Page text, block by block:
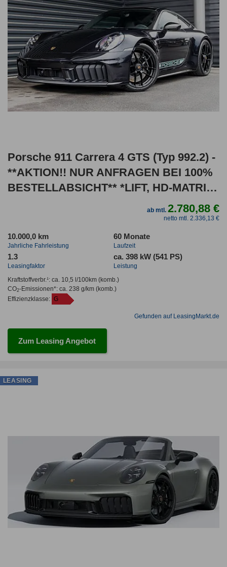
Porsche 911 Carrera 4 GTS (Typ 992.2) -
**AKTION!! NUR ANFRAGEN BEI 100%
BESTELLABSICHT** *LIFT, HD-MATRIX,
ab mtl.2.780,88 €
netto mtl. 2.336,13 €
10.000,0 km
Jahrliche Fahrleistung
60 Monate
Laufzeit
1.3
Leasingfaktor
ca. 398 kW (541 PS)
Leistung
Kraftstoffverbr.¹: ca. 10,5 l/100km(komb.)
CO2-Emissionen*: ca. 238 g/km(komb.)
Effizienzklasse: G
Gefunden auf LeasingMarkt.de
Zum Leasing Angebot
LEASING